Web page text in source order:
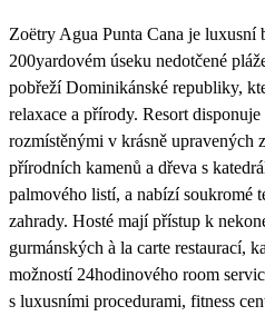
Zoëtry Agua Punta Cana je luxusní
200yardovém úseku nedotčené
pobřeží Dominikánské republiky,
relaxace a přírody. Resort
rozmístěnými v krásně upravených
přírodních kamenů a dřeva s
palmového listí, a nabízí soukromé
zahrady. Hosté mají přístup k
gurmánských à la carte restaurací,
možností 24hodinového room
s luxusními procedurami, fitness